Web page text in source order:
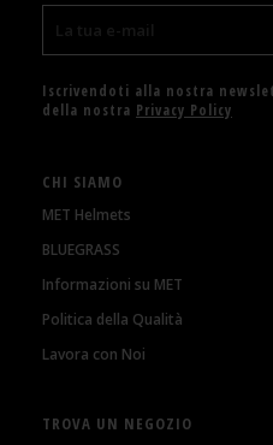
Iscrivendoti alla nostra
della nostra Privacy Policy
CHI SIAMO
MET Helmets
BLUEGRASS
Informazioni su MET
Politica della Qualità
Lavora con Noi
TROVA UN NEGOZIO